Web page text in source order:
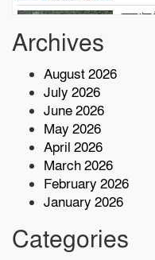
দেশের
Archives
August 2026
July 2026
June 2026
May 2026
April 2026
March 2026
February 2026
January 2026
Categories